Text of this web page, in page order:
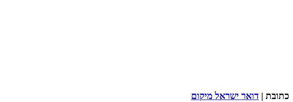
כתובת | דואר ישראל מיקום